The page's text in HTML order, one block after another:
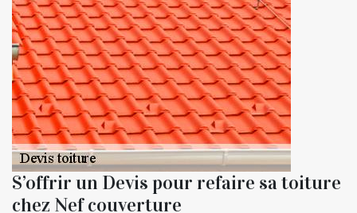
S’offrir un Devis pour refaire sa toiture
chez Nef couverture